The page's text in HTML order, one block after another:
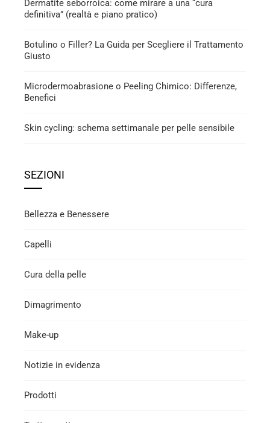
Dermatite seborroica: come mirare a una “cura
definitiva” (realtà e piano pratico)
Botulino o Filler? La Guida per Scegliere il Trattamento
Giusto
Microdermoabrasione o Peeling Chimico: Differenze,
Benefici
Skin cycling: schema settimanale per pelle sensibile
SEZIONI
Bellezza e Benessere
Capelli
Cura della pelle
Dimagrimento
Make-up
Notizie in evidenza
Prodotti